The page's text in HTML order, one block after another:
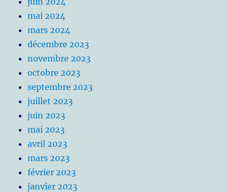
mai 2024
mars 2024
décembre 2023
novembre 2023
octobre 2023
septembre 2023
juillet 2023
juin 2023
mai 2023
avril 2023
mars 2023
février 2023
janvier 2023